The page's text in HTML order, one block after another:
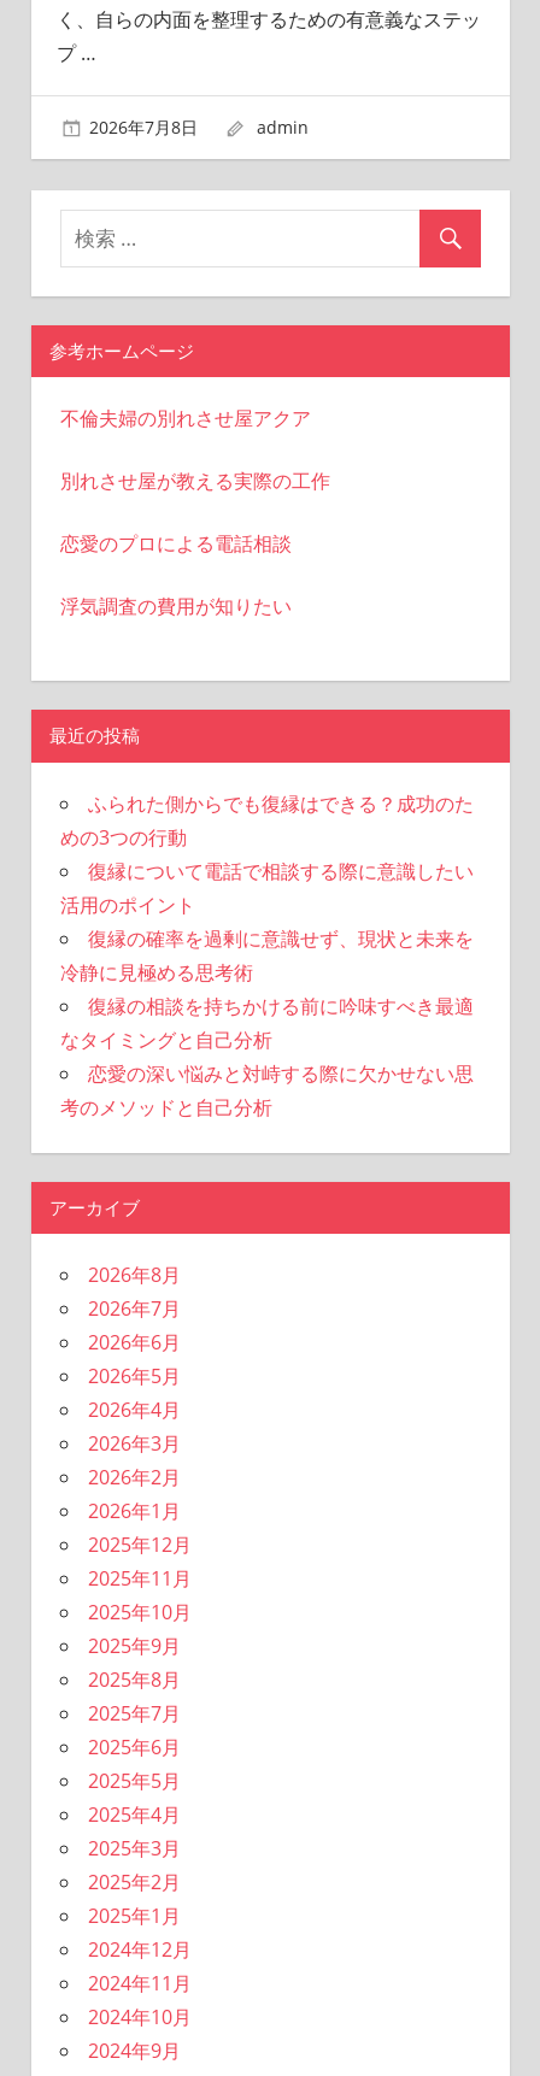
く、自らの内面を整理するための有意義なステッ
プ…
2026年7月8日 admin
参考ホームページ
不倫夫婦の別れさせ屋アクア
別れさせ屋が教える実際の工作
恋愛のプロによる電話相談
浮気調査の費用が知りたい
最近の投稿
ふられた側からでも復縁はできる？成功のた
めの3つの行動
復縁について電話で相談する際に意識したい
活用のポイント
復縁の確率を過剰に意識せず、現状と未来を
冷静に見極める思考術
復縁の相談を持ちかける前に吟味すべき最適
なタイミングと自己分析
恋愛の深い悩みと対峙する際に欠かせない思
考のメソッドと自己分析
アーカイブ
2026年8月
2026年7月
2026年6月
2026年5月
2026年4月
2026年3月
2026年2月
2026年1月
2025年12月
2025年11月
2025年10月
2025年9月
2025年8月
2025年7月
2025年6月
2025年5月
2025年4月
2025年3月
2025年2月
2025年1月
2024年12月
2024年11月
2024年10月
2024年9月